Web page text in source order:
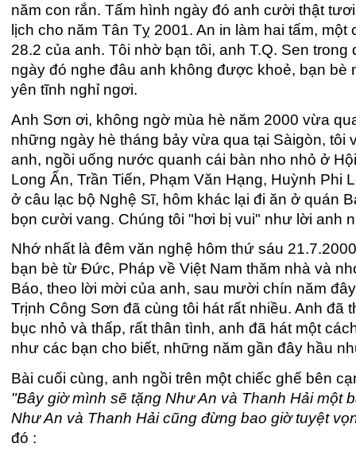
năm con rắn. Tấm hình ngày đó anh cười thật
lịch cho năm Tân Tỵ 2001. An in làm hai tấm,
28.2 của anh. Tôi nhờ bạn tôi, anh T.Q. Sen
ngày đó nghe đâu anh không được khoẻ, bạn
yên tĩnh nghỉ ngơi.
Anh Sơn ơi, không ngờ mùa hè năm 2000 vừa
những ngày hè tháng bảy vừa qua tại Sàigòn,
anh, ngồi uống nước quanh cái bàn nho nhỏ ở
Long Ẩn, Trần Tiến, Phạm Văn Hạng, Huỳnh Phi
ở câu lạc bộ Nghệ Sĩ, hôm khác lại đi ăn ở quán
bọn cười vang. Chúng tôi "hơi bị vui" như lời anh
Nhớ nhất là đêm văn nghệ hôm thứ sáu
bạn bè từ Đức, Pháp về Việt Nam thăm nhà và
Báo, theo lời mời của anh, sau mười chín năm
Trịnh Công Sơn đã cùng tôi hát rất nhiều. Anh
bục nhỏ và thấp, rất thân tình, anh đã hát một
như các bạn cho biết, những năm gần đây hầu
Bài cuối cùng, anh ngồi trên một chiếc ghế bên
"Bây giờ mình sẽ tặng Như An và Thanh Hải một
Như An và Thanh Hải cũng đừng bao giờ tuyệt
đó :